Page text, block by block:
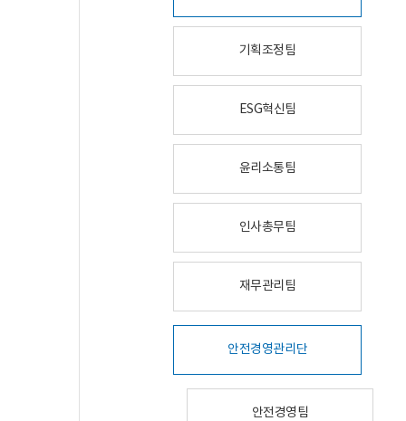
기획조정팀
ESG혁신팀
윤리소통팀
인사총무팀
재무관리팀
안전경영관리단
안전경영팀